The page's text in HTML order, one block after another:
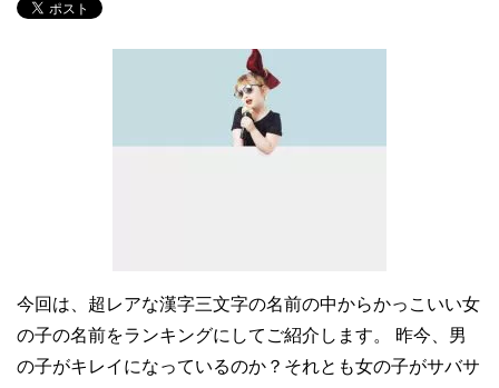
今回は、超レアな漢字三文字の名前の中からかっこいい女
の子の名前をランキングにしてご紹介します。 昨今、男
の子がキレイになっているのか？それとも女の子がサバサ